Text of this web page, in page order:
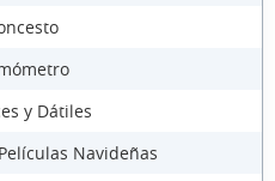
y Dátiles
Navideñas